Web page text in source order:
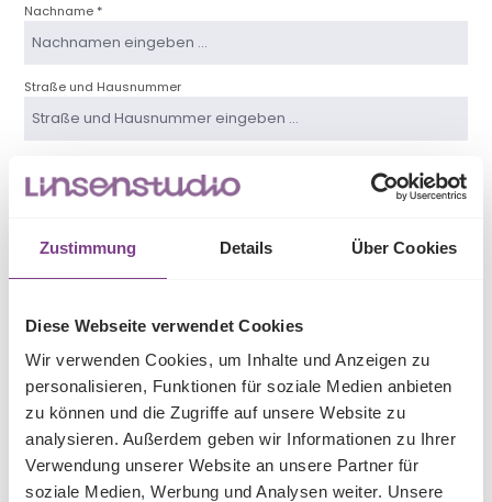
Zustimmung Details Über Cookies
Diese Webseite verwendet Cookies
Wir verwenden Cookies, um Inhalte und Anzeigen zu
personalisieren, Funktionen für soziale Medien anbieten
zu können und die Zugriffe auf unsere Website zu
analysieren. Außerdem geben wir Informationen zu Ihrer
Verwendung unserer Website an unsere Partner für
soziale Medien, Werbung und Analysen weiter. Unsere
Nachname *
Straße und Hausnummer
Ort
Land
E-Mail-Adresse*
Telefonnummer